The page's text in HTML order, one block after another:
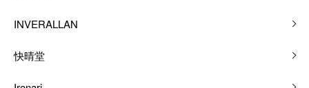
INVERALLAN
快晴堂